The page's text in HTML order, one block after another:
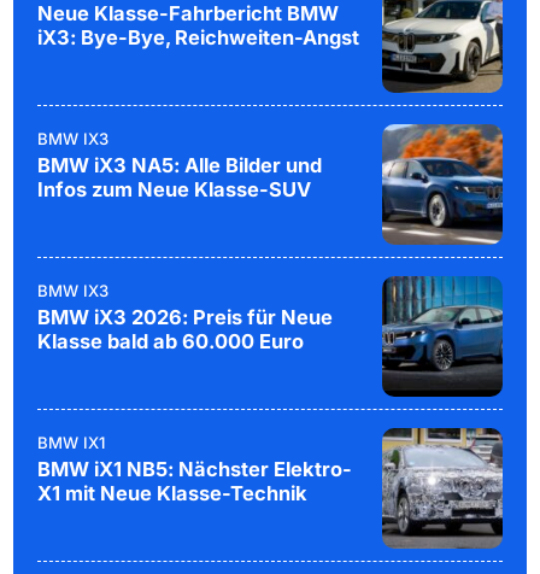
Neue Klasse-Fahrbericht BMW
iX3: Bye-Bye, Reichweiten-Angst
BMW IX3
BMW iX3 NA5: Alle Bilder und
Infos zum Neue Klasse-SUV
BMW IX3
BMW iX3 2026: Preis für Neue
Klasse bald ab 60.000 Euro
BMW IX1
BMW iX1 NB5: Nächster Elektro-
X1 mit Neue Klasse-Technik